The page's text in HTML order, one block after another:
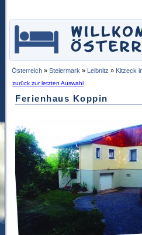
Österreich » Steiermark » Leibnitz » Kitzeck
zurück zur letzten Auswahl
Ferienhaus Koppin